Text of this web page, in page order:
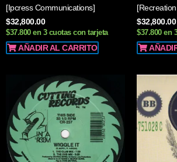
[Ipcress Communications]
$32,800.00
$37.800 en 3 cuotas con tarjeta
AÑADIR AL CARRITO
$32,800.00
$37.800 en